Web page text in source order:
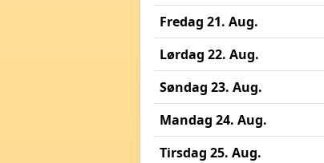
Fredag 21. Aug.
Lørdag 22. Aug.
Søndag 23. Aug.
Mandag 24. Aug.
Tirsdag 25. Aug.